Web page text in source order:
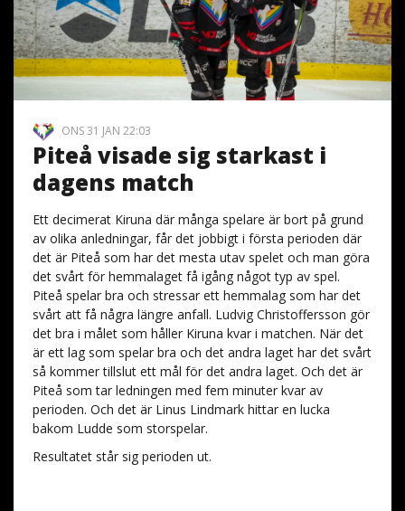
ONS 31 JAN 22:03
Piteå visade sig starkast i
dagens match
Ett decimerat Kiruna där många spelare är bort på grund
av olika anledningar, får det jobbigt i första perioden där
det är Piteå som har det mesta utav spelet och man göra
det svårt för hemmalaget få igång något typ av spel.
Piteå spelar bra och stressar ett hemmalag som har det
svårt att få några längre anfall. Ludvig Christoffersson gör
det bra i målet som håller Kiruna kvar i matchen. När det
är ett lag som spelar bra och det andra laget har det svårt
så kommer tillslut ett mål för det andra laget. Och det är
Piteå som tar ledningen med fem minuter kvar av
perioden. Och det är Linus Lindmark hittar en lucka
bakom Ludde som storspelar.
Resultatet står sig perioden ut.